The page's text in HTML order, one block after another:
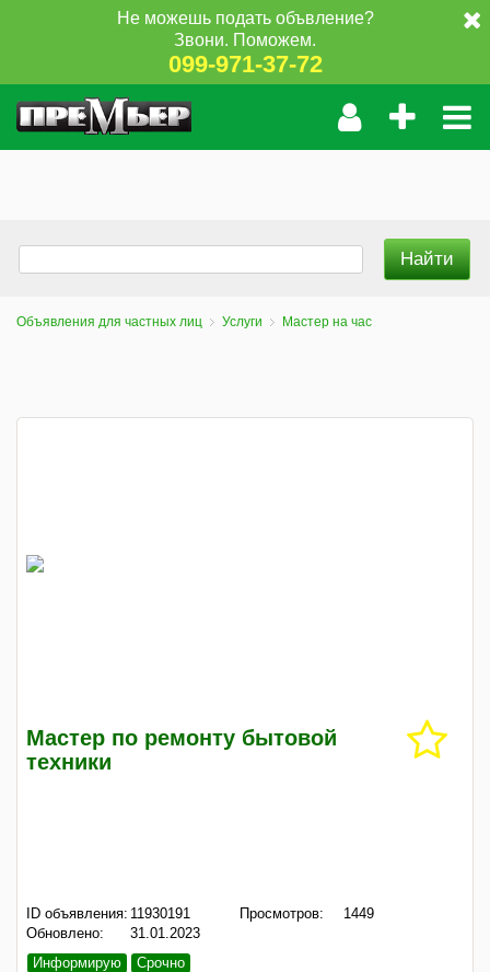
Не можешь подать объвление?
Звони. Поможем.
099-971-37-72
Объявления для частных лиц Услуги Мастер на час
Мастер по ремонту бытовой
техники
ID объявления: 11930191
Обновлено:
31.01.2023
Просмотров: 1449
Информирую Срочно